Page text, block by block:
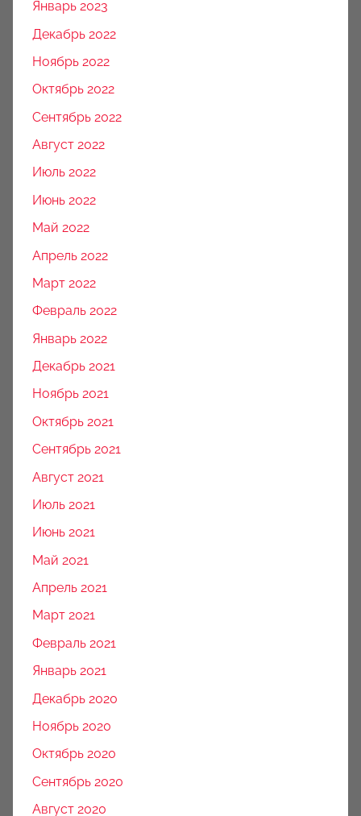
Январь 2023
Декабрь 2022
Ноябрь 2022
Октябрь 2022
Сентябрь 2022
Август 2022
Июль 2022
Июнь 2022
Май 2022
Апрель 2022
Март 2022
Февраль 2022
Январь 2022
Декабрь 2021
Ноябрь 2021
Октябрь 2021
Сентябрь 2021
Август 2021
Июль 2021
Июнь 2021
Май 2021
Апрель 2021
Март 2021
Февраль 2021
Январь 2021
Декабрь 2020
Ноябрь 2020
Октябрь 2020
Сентябрь 2020
Август 2020